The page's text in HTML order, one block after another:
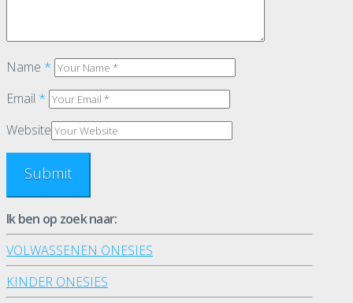
Name *
Email *
Website
Ik ben op zoek naar:
VOLWASSENEN ONESIES
KINDER ONESIES